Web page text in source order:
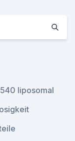
liposomal